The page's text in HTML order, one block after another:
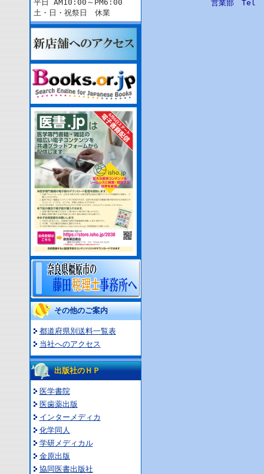
平日 AM10:00～PM6:00
土・日・祝祭日 休業
その他のご案内
都道府県別送料一覧表
当社へのアクセス
出版社のＨＰ
医学書院
医歯薬出版
インターメディカ
化学同人
学研メディカル
金原出版
協同医書出版社
営業部 Tel